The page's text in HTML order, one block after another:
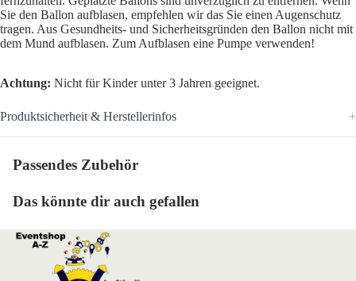
Sie den Ballon aufblasen, empfehlen wir das Sie einen Augenschutz
tragen. Aus Gesundheits- und Sicherheitsgründen den Ballon nicht mit
dem Mund aufblasen. Zum Aufblasen eine Pumpe verwenden!
Achtung: Nicht für Kinder unter 3 Jahren geeignet.
Produktsicherheit & Herstellerinfos
Passendes Zubehör
Das könnte dir auch gefallen